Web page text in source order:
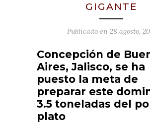
GIGANTE
Publicado en 28 agosto,
Concepción de
Aires, Jalisco, se ha
puesto la meta de
preparar este
3.5 toneladas del
plato